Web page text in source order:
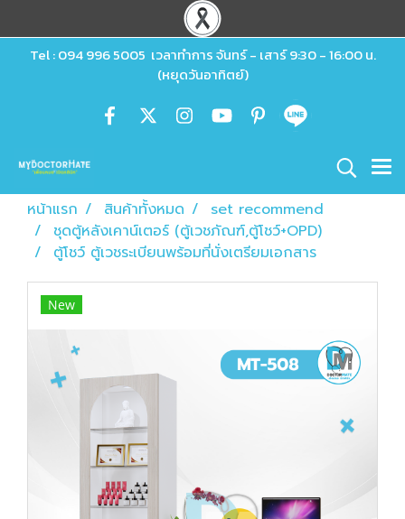
Tel : 094 996 5005 เวลาทำการ จันทร์ - เสาร์ 9:30 - 16:00 น.
(หยุดวันอาทิตย์)
หน้าแรก สินค้าทั้งหมด
set recommend
ชุดตู้หลังเคาน์เตอร์ (ตู้เวชภัณฑ์,ตู้โชว์+OPD)
ตู้โชว์ ตู้เวชระเบียนพร้อมที่นั่งเตรียมเอกสาร
New